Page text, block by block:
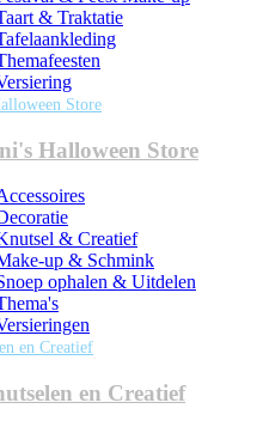
& Traktatie
Store
Halloween Store
& Creatief
up & Schmink
ophalen & Uitdelen
en Creatief
en Creatief